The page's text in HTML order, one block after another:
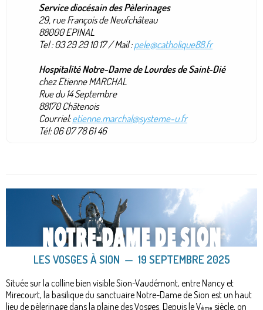
Service diocésain des Pèlerinages
29, rue François de Neufchâteau
88000 EPINAL
Tel : 03 29 29 10 17 / Mail :pele@catholique88.fr
Hospitalité Notre-Dame de Lourdes de Saint-Dié
chez Etienne MARCHAL
Rue du 14 Septembre
88170 Châtenois
Courriel:etienne.marchal@systeme-u.fr
Tél: 06 07 78 61 46
LES VOSGES À SION ​— 19 SEPTEMBRE 2025
Située sur la colline bien visible Sion-Vaudémont, entre Nancy et
Mirecourt, la basilique du sanctuaire Notre-Dame de Sion est un haut
lieu de pèlerinage dans la plaine des Vosges. Depuis le Vème siècle, on